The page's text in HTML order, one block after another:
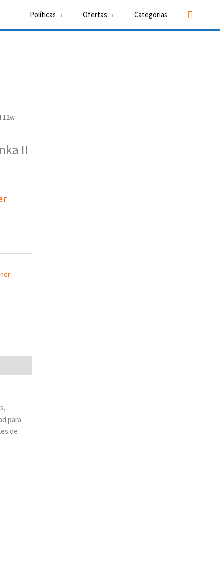
Políticas Ofertas Categorias Buscar
12w
II
para
de